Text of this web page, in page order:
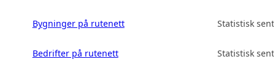
Bygninger på rutenett Statistisk
Bedrifter på rutenett Statistisk